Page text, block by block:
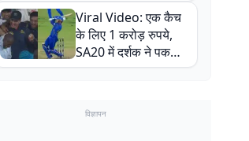
बाल-बाल बचे
Viral Video: एक कैच
के लिए 1 करोड़ रुपये,
SA20 में दर्शक ने पकड़ा
एक हाथ से गजब का कैच
विज्ञापन